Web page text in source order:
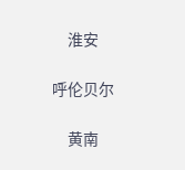
淮安
呼伦贝尔
黄南